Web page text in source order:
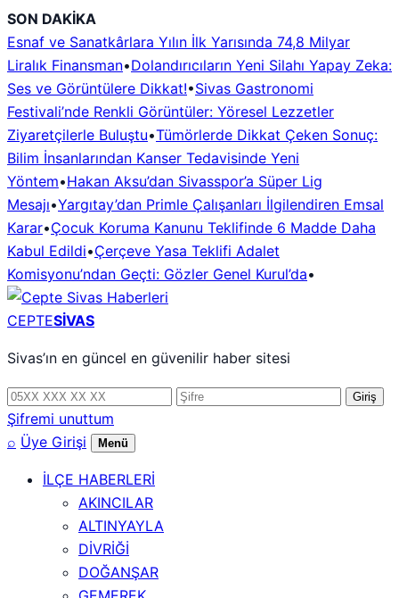
İçeriğe
geç
SON DAKİKA
Esnaf ve Sanatkârlara Yılın İlk Yarısında 74,8 Milyar
Liralık Finansman•Dolandırıcıların Yeni Silahı Yapay Zeka:
Ses ve Görüntülere Dikkat!•Sivas Gastronomi
Festivali’nde Renkli Görüntüler: Yöresel Lezzetler
Ziyaretçilerle Buluştu•Tümörlerde Dikkat Çeken Sonuç:
Bilim İnsanlarından Kanser Tedavisinde Yeni
Yöntem•Hakan Aksu’dan Sivasspor’a Süper Lig
Mesajı•Yargıtay’dan Primle Çalışanları İlgilendiren Emsal
Karar•Çocuk Koruma Kanunu Teklifinde 6 Madde Daha
Kabul Edildi•Çerçeve Yasa Teklifi Adalet
Komisyonu’ndan Geçti: Gözler Genel Kurul’da•
CEPTESİVAS
Sivas’ın en güncel en güvenilir haber sitesi
Telefon
numarası
Şifre Giriş
Şifremi unuttum
⌕ Üye Girişi Menü
İLÇE HABERLERİ
AKINCILAR
ALTINYAYLA
DİVRİĞİ
DOĞANŞAR